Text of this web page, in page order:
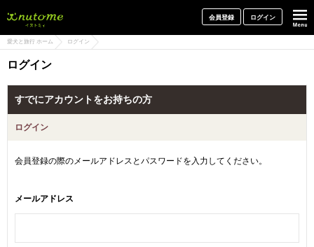
会員登録 ログイン
愛犬と旅行 ホーム ログイン
ログイン
すでにアカウントをお持ちの方
ログイン
会員登録の際のメールアドレスとパスワードを入力してください。
メールアドレス